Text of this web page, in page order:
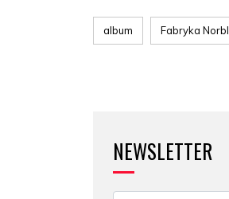
album Fabryka
NEWSLETTER